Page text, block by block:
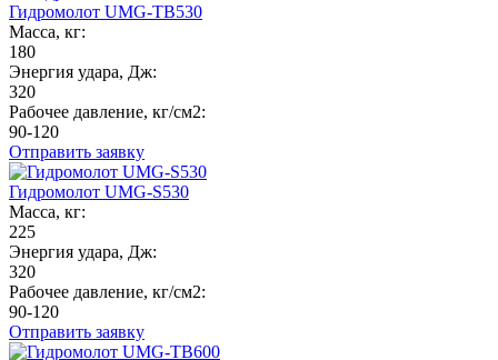
Гидромолот UMG-TB530
Масса, кг:
180
Энергия удара, Дж:
320
Рабочее давление, кг/см2:
90-120
Отправить заявку
Гидромолот UMG-S530
Масса, кг:
225
Энергия удара, Дж:
320
Рабочее давление, кг/см2:
90-120
Отправить заявку